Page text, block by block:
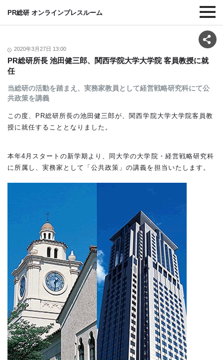
PR総研 オンラインプレスルーム
2020年3月27日 13:00
PR総研所長 池田健三郎、関西学院大学大学院 客員教授に就
任
当総研の活動を踏まえ、実務家教員として経営戦略研究科にて公
共政策を講義
この度、PR総研所長の池田健三郎が、関西学院大学大学院客員教
授に就任することとなりました。
本年4月スタートの新学期より、同大学の大学院・経営戦略研究科
に所属し、実務家として「公共政策」の講義を担当いたします。